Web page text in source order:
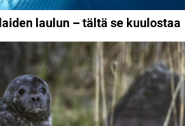
laulun – tältä se kuulostaa